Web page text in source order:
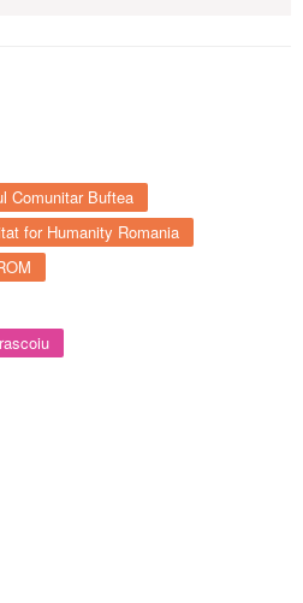
Comunitar Buftea
for Humanity Romania